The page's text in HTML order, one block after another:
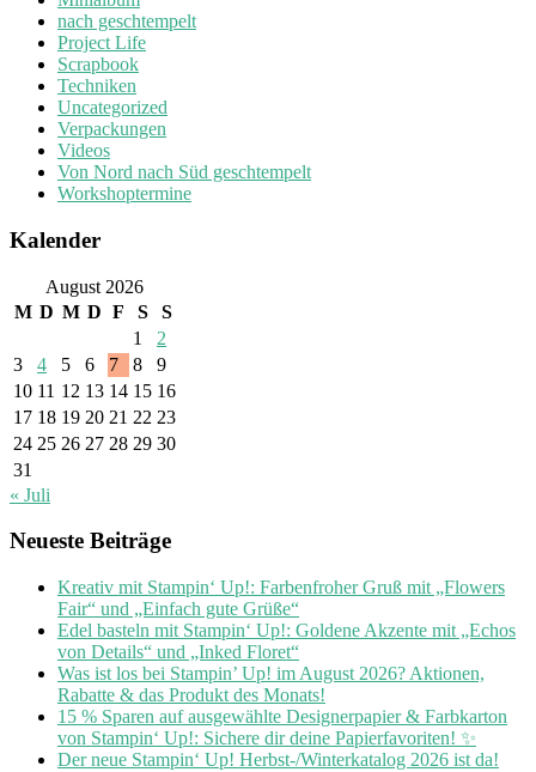
nach geschtempelt
Project Life
Scrapbook
Techniken
Uncategorized
Verpackungen
Videos
Von Nord nach Süd geschtempelt
Workshoptermine
Kalender
August 2026
M D M D F S
S
1
2
3
4 5 6 7 8
9
10 11 12 13 14 15 16
17 18 19 20 21 22 23
24 25 26 27 28 29 30
31
« Juli
Neueste Beiträge
Kreativ mit Stampin‘ Up!: Farbenfroher Gruß mit „Flowers
Fair“ und „Einfach gute Grüße“
Edel basteln mit Stampin‘ Up!: Goldene Akzente mit „Echos
von Details“ und „Inked Floret“
Was ist los bei Stampin’ Up! im August 2026? Aktionen,
Rabatte & das Produkt des Monats!
15 % Sparen auf ausgewählte Designerpapier & Farbkarton
von Stampin‘ Up!: Sichere dir deine Papierfavoriten! ✨
Der neue Stampin‘ Up! Herbst-/Winterkatalog 2026 ist da!